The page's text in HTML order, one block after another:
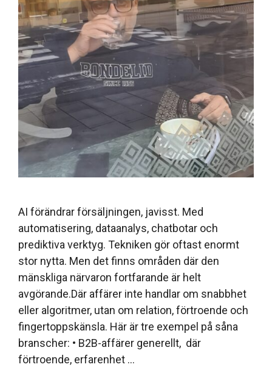
AI förändrar försäljningen, javisst. Med
automatisering, dataanalys, chatbotar och
prediktiva verktyg. Tekniken gör oftast enormt
stor nytta. Men det finns områden där den
mänskliga närvaron fortfarande är helt
avgörande.Där affärer inte handlar om snabbhet
eller algoritmer, utan om relation, förtroende och
fingertoppskänsla. Här är tre exempel på såna
branscher: • B2B-affärer generellt, där
förtroende, erfarenhet …